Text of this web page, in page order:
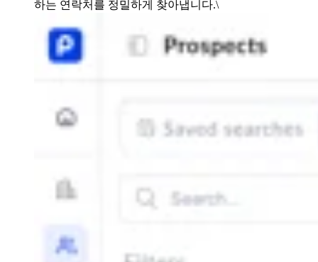
하는 연락처를 정밀하게 찾아냅니다.\